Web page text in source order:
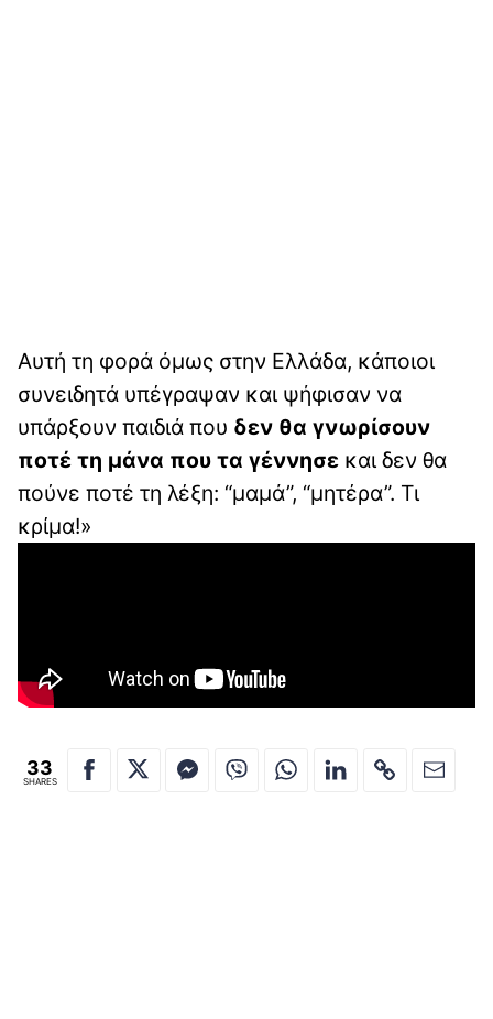
Αυτή τη φορά όμως στην Ελλάδα, κάποιοι
συνειδητά υπέγραψαν και ψήφισαν να
υπάρξουν παιδιά που δεν θα γνωρίσουν
ποτέ τη μάνα που τα γέννησε και δεν θα
πούνε ποτέ τη λέξη: “μαμά”, “μητέρα”. Τι
κρίμα!»
33
SHARES